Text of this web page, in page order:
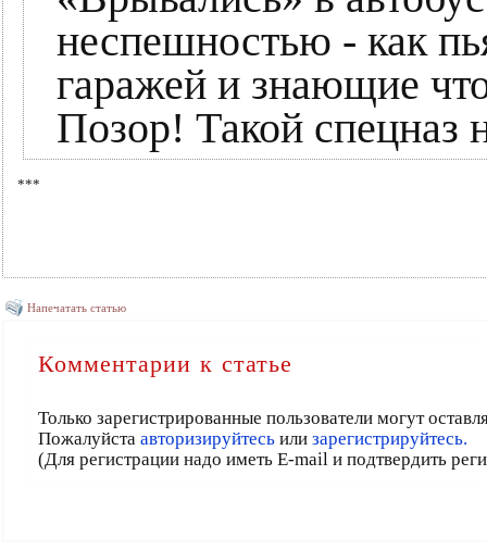
неспешностью - как
гаражей и знающие
Позор! Такой спецназ
***
Напечатать статью
Комментарии к статье
Только зарегистрированные пользователи могут
Пожалуйста авторизируйтесьили зарегистрируйтесь.
(Для регистрации надо иметь E-mail и подтвердить